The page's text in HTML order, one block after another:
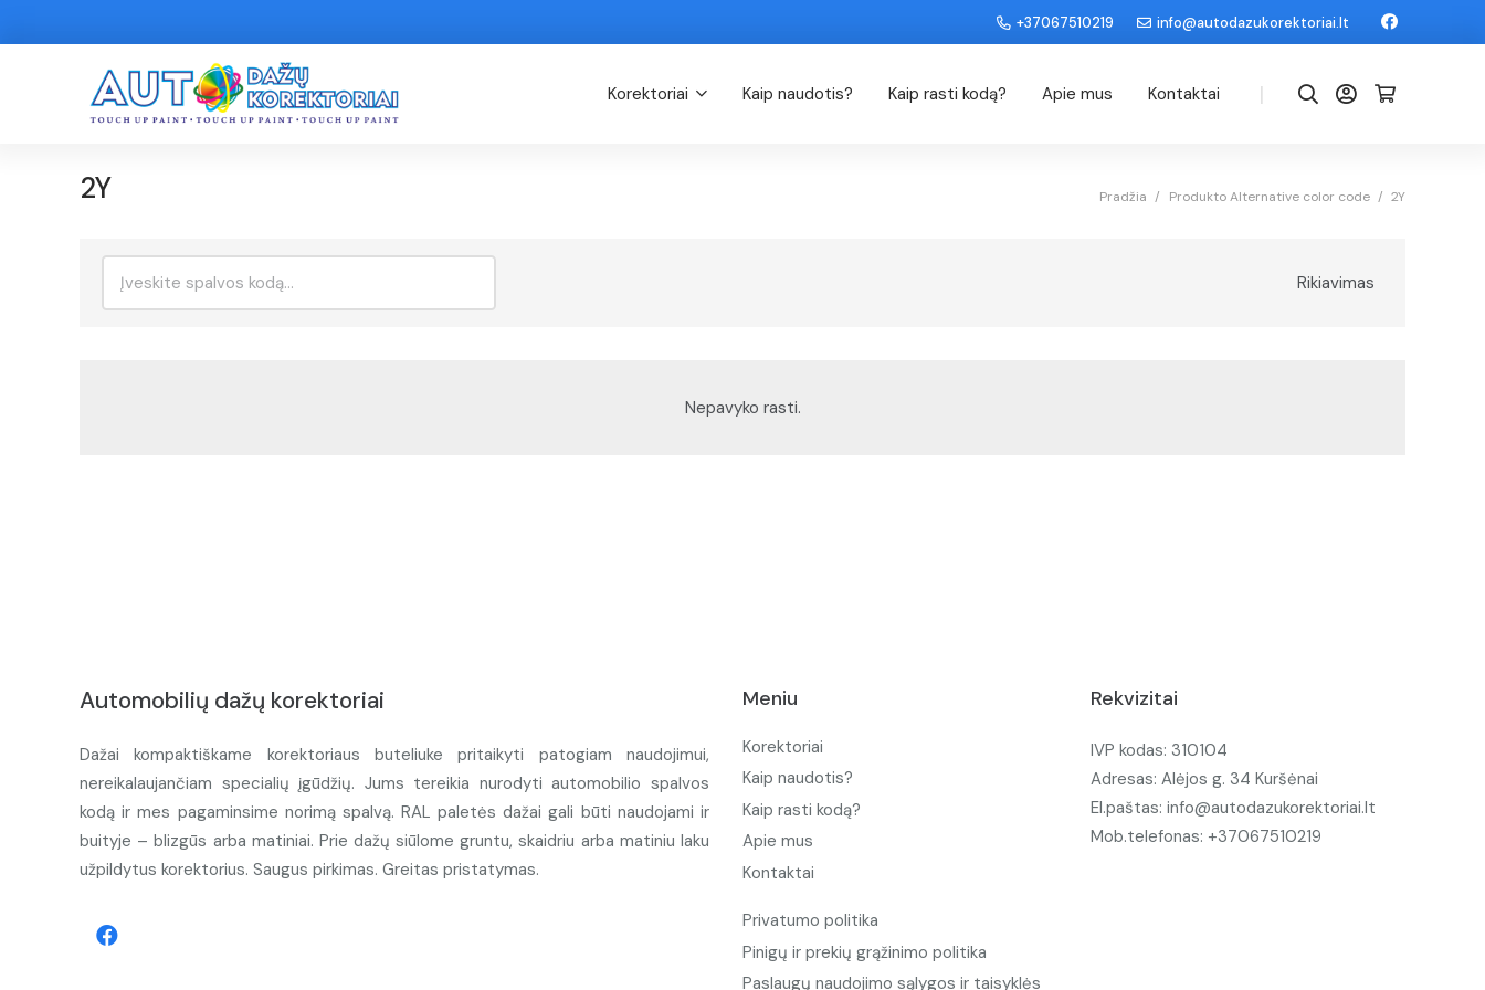
+37067510219 info@autodazukorektoriai.lt
Korektoriai Kaip naudotis? Kaip rasti kodą? Apie mus Kontaktai |
2Y Pradžia / Produkto Alternative color code / 2Y
Rikiavimas
Nepavyko rasti.
Automobilių dažų korektoriai
Dažai kompaktiškame korektoriaus buteliuke pritaikyti patogiam naudojimui,
nereikalaujančiam specialių įgūdžių. Jums tereikia nurodyti automobilio spalvos
kodą ir mes pagaminsime norimą spalvą. RAL paletės dažai gali būti naudojami ir
buityje – blizgūs arba matiniai. Prie dažų siūlome gruntu, skaidriu arba matiniu laku
užpildytus korektorius. Saugus pirkimas. Greitas pristatymas.
Meniu
Korektoriai
Kaip naudotis?
Kaip rasti kodą?
Apie mus
Kontaktai
Privatumo politika
Pinigų ir prekių grąžinimo politika
Paslaugų naudojimo sąlygos ir taisyklės
Rekvizitai
IVP kodas: 310104
Adresas: Alėjos g. 34 Kuršėnai
El.paštas: info@autodazukorektoriai.lt
Mob.telefonas: +37067510219